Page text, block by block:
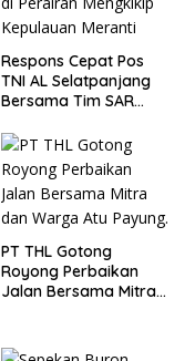
Respons Cepat Pos
TNI AL Selatpanjang
Bersama Tim SAR
Temukan Korban
Terakhir Kapal Karam
di Perairan Mengkikip
Kepulauan Meranti
PT THL Gotong
Royong Perbaikan
Jalan Bersama Mitra